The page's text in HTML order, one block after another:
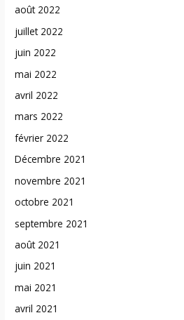
août 2022
juillet 2022
juin 2022
mai 2022
avril 2022
mars 2022
février 2022
Décembre 2021
novembre 2021
octobre 2021
septembre 2021
août 2021
juin 2021
mai 2021
avril 2021